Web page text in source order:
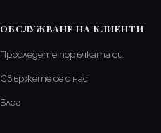
ОБСЛУЖВАНЕ НА КЛИЕНТИ
Проследете поръчката си
Свържете се с нас
Блог